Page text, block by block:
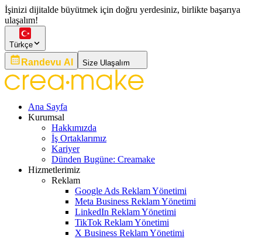
İşinizi dijitalde büyütmek için doğru yerdesiniz, birlikte başarıya
ulaşalım!
Türkçe
Randevu Al Size Ulaşalım
Ana Sayfa
Kurumsal
Hakkımızda
İş Ortaklarımız
Kariyer
Dünden Bugüne: Creamake
Hizmetlerimiz
Reklam
Google Ads Reklam Yönetimi
Meta Business Reklam Yönetimi
LinkedIn Reklam Yönetimi
TikTok Reklam Yönetimi
X Business Reklam Yönetimi